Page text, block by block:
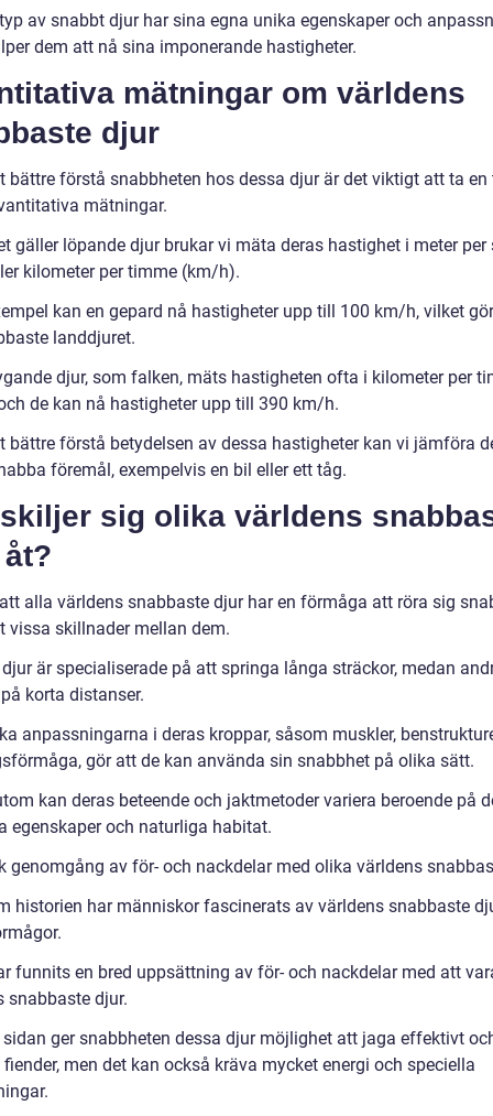
av snabbt djur har sina egna unika egenskaper och
dem att nå sina imponerande hastigheter.
mätningar om världens
djur
bättre förstå snabbheten hos dessa djur är det viktigt att ta
mätningar.
gäller löpande djur brukar vi mäta deras hastighet i meter per
kilometer per timme (km/h).
kan en gepard nå hastigheter upp till 100 km/h, vilket
landdjuret.
djur, som falken, mäts hastigheten ofta i kilometer per
de kan nå hastigheter upp till 390 km/h.
bättre förstå betydelsen av dessa hastigheter kan vi jämföra
föremål, exempelvis en bil eller ett tåg.
sig olika världens
alla världens snabbaste djur har en förmåga att röra sig
vissa skillnader mellan dem.
är specialiserade på att springa långa sträckor, medan
korta distanser.
anpassningarna i deras kroppar, såsom muskler,
gör att de kan använda sin snabbhet på olika sätt.
kan deras beteende och jaktmetoder variera beroende på
egenskaper och naturliga habitat.
genomgång av för- och nackdelar med olika världens
historien har människor fascinerats av världens snabbaste
funnits en bred uppsättning av för- och nackdelar med att
snabbaste djur.
ger snabbheten dessa djur möjlighet att jaga effektivt
men det kan också kräva mycket energi och speciella